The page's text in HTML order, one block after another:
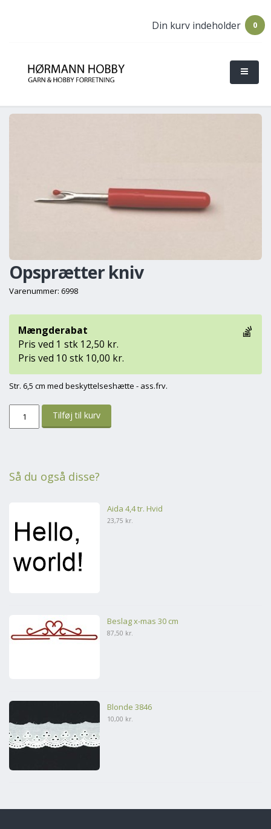
0
Din kurv indeholder
Opsprætter kniv
Varenummer: 6998
Mængderabat
Pris ved 1 stk 12,50 kr.
Pris ved 10 stk 10,00 kr.
Str. 6,5 cm med beskyttelseshætte - ass.frv.
Så du også disse?
Aida 4,4 tr. Hvid
23,75 kr.
Beslag x-mas 30 cm
87,50 kr.
Blonde 3846
10,00 kr.